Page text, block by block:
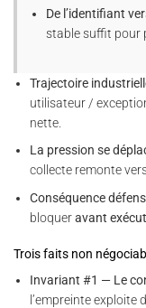
De l’identifiant
stable suffit pour
Trajectoire
utilisateur /
nette.
La pression se
collecte remonte vers
Conséquence
bloqueravant
Trois faits non
Invariant #1 — Le
l’empreinte exploite